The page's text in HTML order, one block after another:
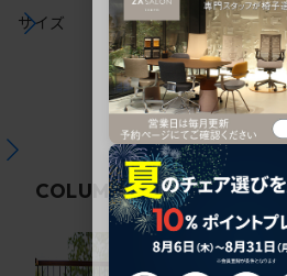
サイズ
COLUMN関連コラム